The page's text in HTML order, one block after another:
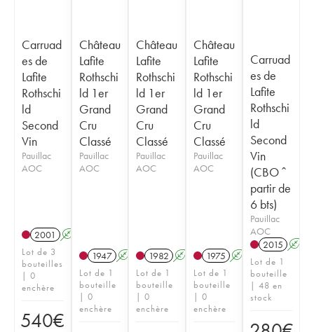
Carruad
es de
Lafite
Rothschi
ld
Second
Vin
Pauillac
AOC
2001 A
Lot de 3
bouteilles
| 0
enchère
540€
Château
Lafite
Rothschi
ld 1er
Grand
Cru
Classé
Pauillac
AOC
1947 A
Lot de 1
bouteille
| 0
enchère
Château
Lafite
Rothschi
ld 1er
Grand
Cru
Classé
Pauillac
AOC
1982 A
Lot de 1
bouteille
| 0
enchère
Château
Lafite
Rothschi
ld 1er
Grand
Cru
Classé
Pauillac
AOC
1975 A
Lot de 1
bouteille
| 0
enchère
Carruad
es de
Lafite
Rothschi
ld
Second
Vin
(CBO ˆ
partir de
6 bts)
Pauillac
AOC
2015 A
Lot de 1
bouteille
| 48 en
stock